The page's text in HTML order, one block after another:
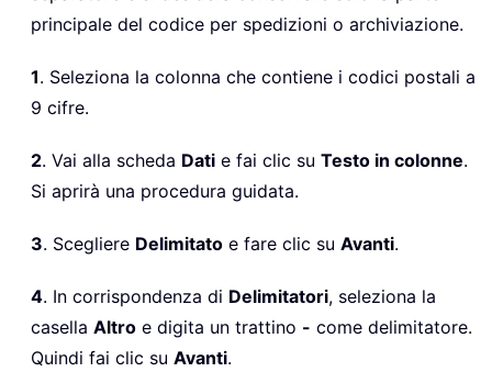
principale del codice per spedizioni o archiviazione.
1. Seleziona la colonna che contiene i codici postali a
9 cifre.
2. Vai alla scheda Dati e fai clic su Testo in colonne.
Si aprirà una procedura guidata.
3. Scegliere Delimitato e fare clic su Avanti.
4. In corrispondenza di Delimitatori, seleziona la
casella Altro e digita un trattino - come delimitatore.
Quindi fai clic su Avanti.